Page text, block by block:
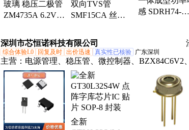
玻璃 稳压二极管
ZM4735A 6.2V
科) ZM47-PF全系
列 3V~75V
双向TVS管
SMF15CA 丝印
123FL MDD
SMF(C)A系列
5V~440V
感 SDRH74-
SDRH74/
全系列现货
深圳市芯恒诺科技有限公司
综合体验L0 回复及时 出价迅速 真实性已核验 广东深圳
主营： 电源管理、稳压管、微控制器、BZX84C6V2
感器、模块、继电器、集成电路、稳压器、电容、控
器、连接器、储存IC、MOS管、模数转换芯片ADC、
辑器件
全新